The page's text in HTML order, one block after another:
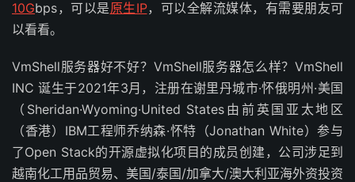
10Gbps，可以是原生IP，可以全解流媒体，有需要朋友可
以看看。
VmShell服务器好不好？VmShell服务器怎么样？VmShell
INC 诞生于2021年3月，注册在谢里丹城市·怀俄明州·美国
（Sheridan·Wyoming·United States由前英国亚太地区
（香港）IBM工程师乔纳森·怀特（Jonathan White）参与
了Open Stack的开源虚拟化项目的成员创建，公司涉足到
越南化工用品贸易、美国/泰国/加拿大/澳大利亚海外资投资